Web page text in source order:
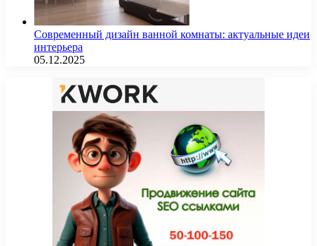
Современный дизайн ванной комнаты: актуальные идеи
интерьера
05.12.2025